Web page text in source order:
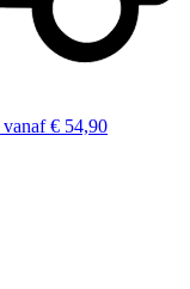
vanaf € 54,90